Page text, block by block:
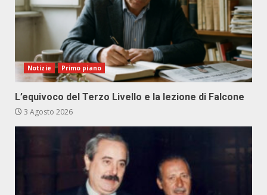
Notizie Primo piano
L’equivoco del Terzo Livello e la lezione di Falcone
3 Agosto 2026